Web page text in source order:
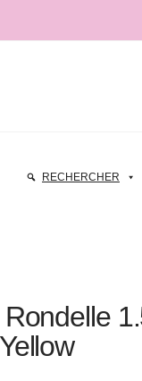
RECHERCHER